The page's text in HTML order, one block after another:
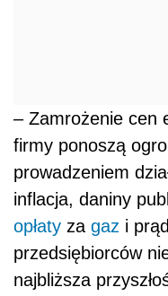
– Zamrożenie cen
firmy ponoszą
prowadzeniem
inflacja, daniny
opłaty za gaz i
przedsiębiorców
najbliższa